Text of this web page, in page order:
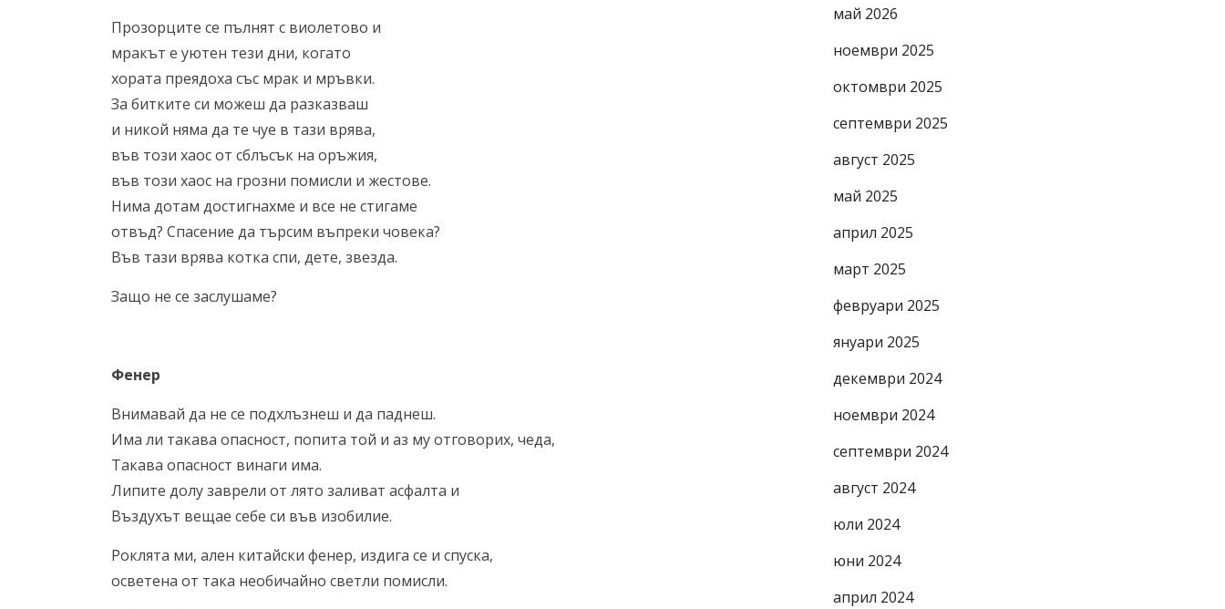
Прозорците се пълнят с виолетово и
мракът е уютен тези дни, когато
хората преядоха със мрак и мръвки.
За битките си можеш да разказваш
и никой няма да те чуе в тази врява,
във този хаос от сблъсък на оръжия,
във този хаос на грозни помисли и жестове.
Нима дотам достигнахме и все не стигаме
отвъд? Спасение да търсим въпреки човека?
Във тази врява котка спи, дете, звезда.
Защо не се заслушаме?
Фенер
Внимавай да не се подхлъзнеш и да паднеш.
Има ли такава опасност, попита той и аз му отговорих, чеда,
Такава опасност винаги има.
Липите долу заврели от лято заливат асфалта и
Въздухът вещае себе си във изобилие.
Роклята ми, ален китайски фенер, издига се и спуска,
осветена от така необичайно светли помисли.
май 2026
ноември 2025
октомври 2025
септември 2025
август 2025
май 2025
април 2025
март 2025
февруари 2025
януари 2025
декември 2024
ноември 2024
септември 2024
август 2024
юли 2024
юни 2024
април 2024